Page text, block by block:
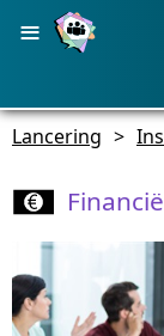
≡
Lancering >